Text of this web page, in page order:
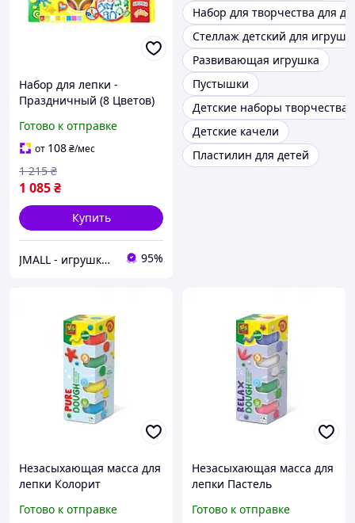
Набор для лепки -
Праздничный (8 Цветов)
Готово к отправке
от 108₴/мес
1 085₴
1 215 ₴
Купить
JMALL - игрушки и товары для детей 95%
Набор для творчества для
Стеллаж детский для
Развивающая игрушка
Пустышки
Детские наборы творчества
Детские качели
Пластилин для детей
Незасыхающая масса для
лепки Колорит
Готово к отправке
Незасыхающая масса для
лепки Пастель
Готово к отправке